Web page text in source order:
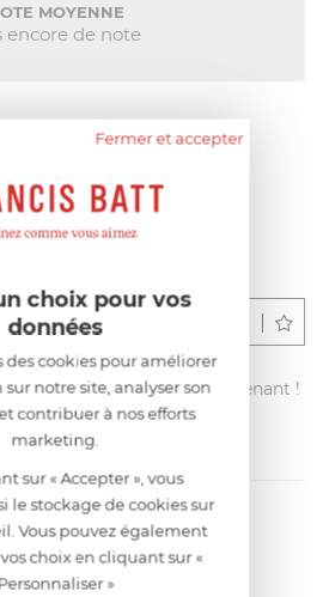
MOYENNE
encore de note
un avis
sur francisbatt.com ?
les autres clients dès maintenant !
Fermer et accepter
choix pour vos
données
des cookies pour améliorer
notre site, analyser son
contribuer à nos efforts
marketing.
sur « Accepter », vous
le stockage de cookies sur
Vous pouvez également
choix en cliquant sur «
»